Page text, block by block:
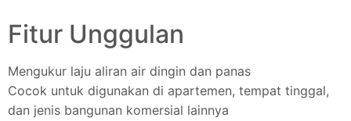
Fitur Unggulan
Mengukur laju aliran air dingin dan panas
Cocok untuk digunakan di apartemen, tempat tinggal,
dan jenis bangunan komersial lainnya